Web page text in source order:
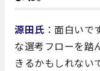
源田氏 ：面白い
な選考フローを踏
きるかもしれない